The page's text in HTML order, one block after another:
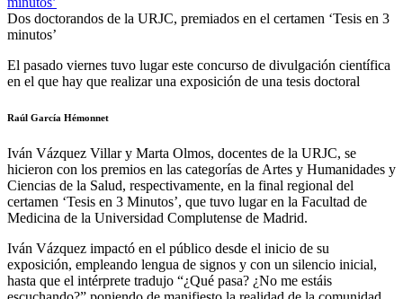
Dos doctorandos de la URJC, premiados en el certamen ‘Tesis en 3
minutos’
El pasado viernes tuvo lugar este concurso de divulgación científica
en el que hay que realizar una exposición de una tesis doctoral
Raúl García Hémonnet
Iván Vázquez Villar y Marta Olmos, docentes de la URJC, se
hicieron con los premios en las categorías de Artes y Humanidades y
Ciencias de la Salud, respectivamente, en la final regional del
certamen ‘Tesis en 3 Minutos’, que tuvo lugar en la Facultad de
Medicina de la Universidad Complutense de Madrid.
Iván Vázquez impactó en el público desde el inicio de su
exposición, empleando lengua de signos y con un silencio inicial,
hasta que el intérprete tradujo “¿Qué pasa? ¿No me estáis